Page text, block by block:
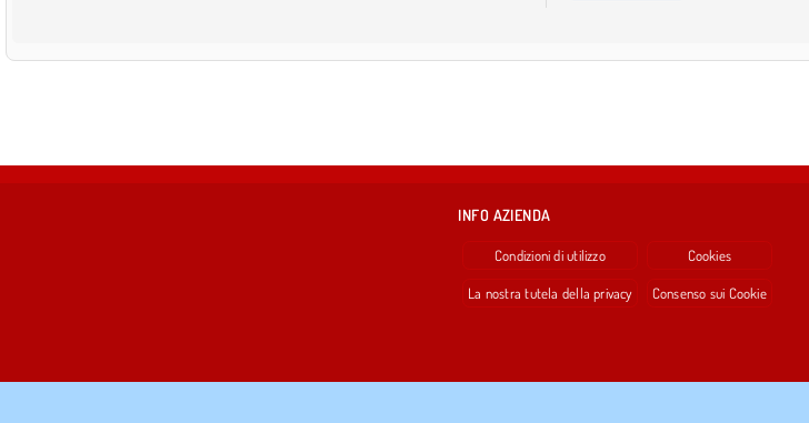
INFO AZIENDA
Condizioni di utilizzo
La nostra tutela della privacy
Cookies
Consenso sui Cookie